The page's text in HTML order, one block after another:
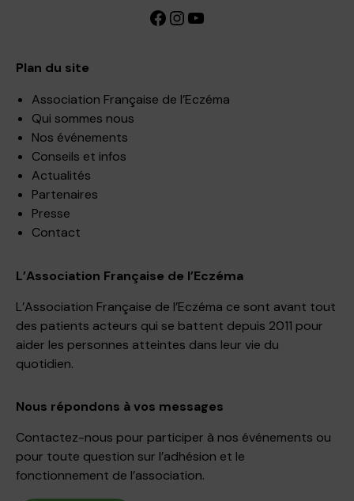
Facebook InstagramYouTube
Plan du site
Association Française de l’Eczéma
Qui sommes nous
Nos événements
Conseils et infos
Actualités
Partenaires
Presse
Contact
L’Association Française de l’Eczéma
L’Association Française de l’Eczéma ce sont avant tout
des patients acteurs qui se battent depuis 2011 pour
aider les personnes atteintes dans leur vie du
quotidien.
Nous répondons à vos messages
Contactez-nous pour participer à nos événements ou
pour toute question sur l’adhésion et le
fonctionnement de l’association.